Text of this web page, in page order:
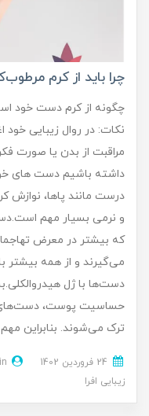
چرا باید از کرم
چگونه از کرم دست خود
نکات: در روال زیبایی
مراقبت از بدن یا صورت
داشته باشیم دست های
درست مانند پاها،
و نرمی بسیار مهم
که بیشتر در معرض
می‌گیرند و از همه بیشتر
دست‌ها با ژل
حساسیت پوست،
ترک می‌شوند. بنابراین
زیبایی افرا